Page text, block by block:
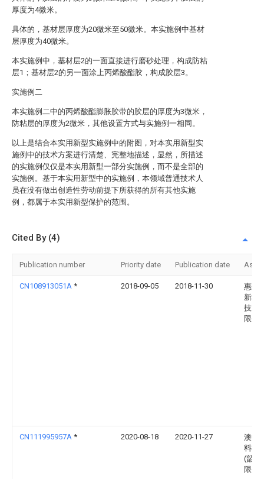
厚度为4微米。
具体的，基材层厚度为20微米至50微米。本实施例中基材
层厚度为40微米。
本实施例中，基材层2的一面直接进行磨砂处理，构成防粘
层1；基材层2的另一面涂上丙烯酸酯胶，构成胶层3。
实施例二
本实施例二中的丙烯酸酯膨胀胶带的胶层的厚度为3微米，
防粘层的厚度为2微米，其他设置方式与实施例一相同。
以上是结合本实用新型实施例中的附图，对本实用新型实
施例中的技术方案进行清楚、完整地描述，显然，所描述
的实施例仅仅是本实用新型一部分实施例，而不是全部的
实施例。基于本实用新型中的实施例，本领域普通技术人
员在没有做出创造性劳动前提下所获得的所有其他实施
例，都属于本实用新型保护的范围。
Cited By (4)
Publication number Priority date Publication date
CN108913051A * 2018-09-05 2018-11-30
惠州
新材
技股
限公
CN111995957A * 2020-08-18 2020-11-27
澳中
料科
(韶关
限公